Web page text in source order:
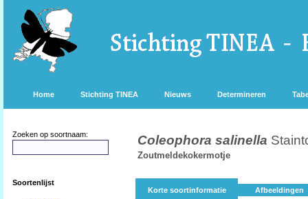
Home Stichting TINEA Nieuws Determineren
Zoeken op soortnaam:
Soortenlijst
Coleophora salinella
Zoutmeldekokermotje
Korte soortinformatie Afbeeldingen